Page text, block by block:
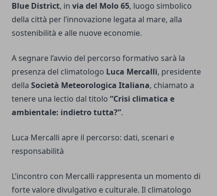
Blue District, in via del Molo 65, luogo simbolico
della città per l’innovazione legata al mare, alla
sostenibilità e alle nuove economie.
A segnare l’avvio del percorso formativo sarà la
presenza del climatologo Luca Mercalli, presidente
della Società Meteorologica Italiana, chiamato a
tenere una lectio dal titolo “Crisi climatica e
ambientale: indietro tutta?”.
Luca Mercalli apre il percorso: dati, scenari e
responsabilità
L’incontro con Mercalli rappresenta un momento di
forte valore divulgativo e culturale. Il climatologo